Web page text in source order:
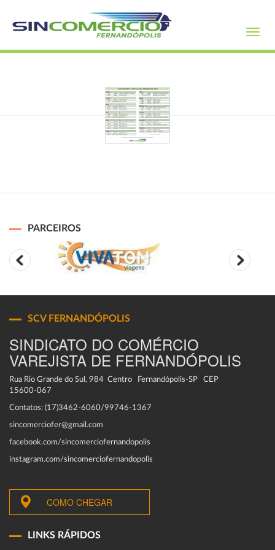
PARCEIROS
SCV FERNANDÓPOLIS
SINDICATO DO COMÉRCIO
VAREJISTA DE FERNANDÓPOLIS
Rua Rio Grande do Sul, 984 Centro Fernandópolis-SP CEP
15600-067
Contatos: (17)3462-6060/99746-1367
sincomerciofer@gmail.com
facebook.com/sincomerciofernandopolis
instagram.com/sincomerciofernandopolis
COMO CHEGAR
LINKS RÁPIDOS